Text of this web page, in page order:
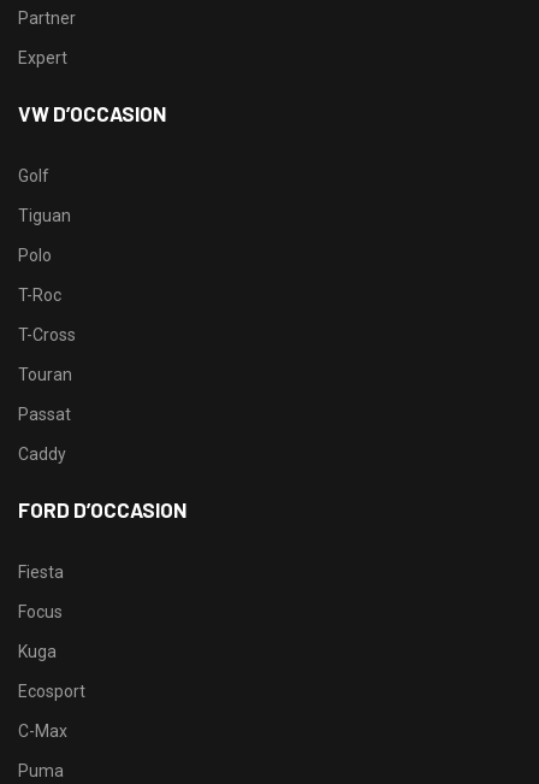
Partner
Expert
VW D’OCCASION
Golf
Tiguan
Polo
T-Roc
T-Cross
Touran
Passat
Caddy
FORD D’OCCASION
Fiesta
Focus
Kuga
Ecosport
C-Max
Puma